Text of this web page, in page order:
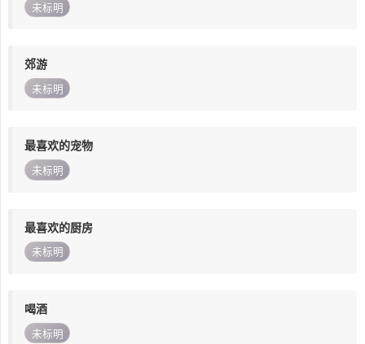
未标明
郊游
未标明
最喜欢的宠物
未标明
最喜欢的厨房
未标明
喝酒
未标明